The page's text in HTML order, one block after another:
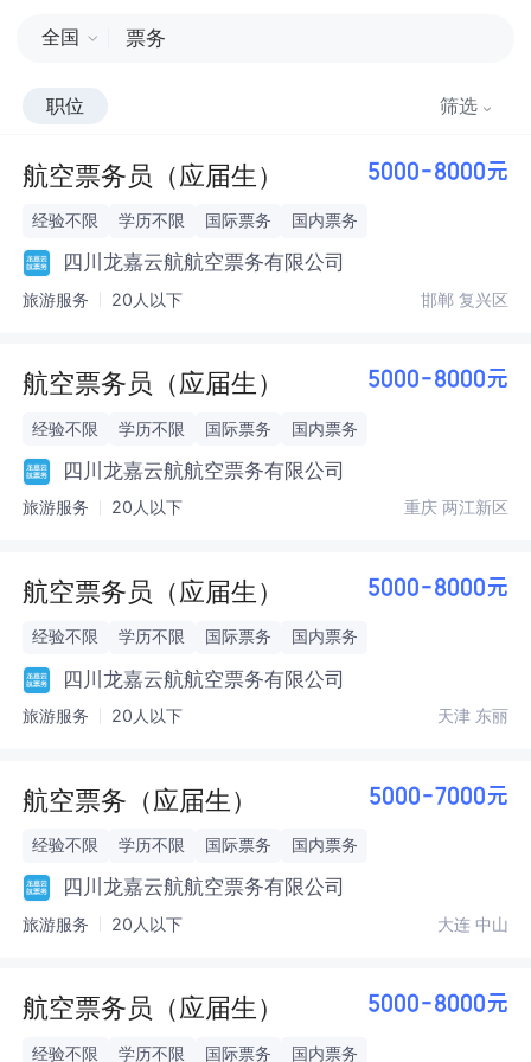
全国
职位 筛选
航空票务员（应届生） 5000-8000元
经验不限 学历不限 国际票务 国内票务
四川龙嘉云航航空票务有限公司
旅游服务 20人以下 邯郸 复兴区
航空票务员（应届生） 5000-8000元
经验不限 学历不限 国际票务 国内票务
四川龙嘉云航航空票务有限公司
旅游服务 20人以下 重庆 两江新区
航空票务员（应届生） 5000-8000元
经验不限 学历不限 国际票务 国内票务
四川龙嘉云航航空票务有限公司
旅游服务 20人以下 天津 东丽
航空票务（应届生） 5000-7000元
经验不限 学历不限 国际票务 国内票务
四川龙嘉云航航空票务有限公司
旅游服务 20人以下 大连 中山
航空票务员（应届生） 5000-8000元
经验不限 学历不限 国际票务 国内票务